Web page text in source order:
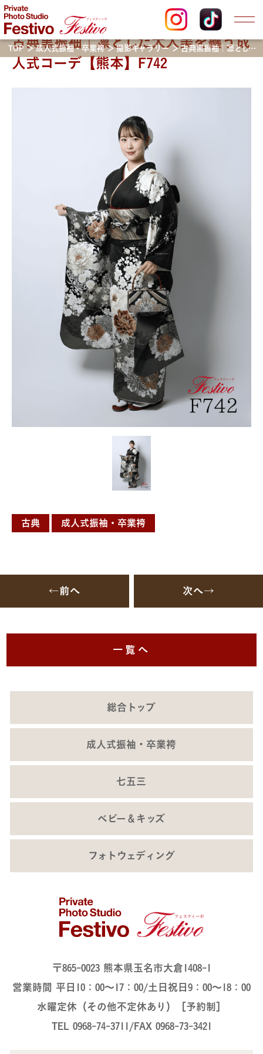
TOP 成人式振袖・卒業袴 撮影ギャラリー 古典黒振袖｜凛とした大人美を纏う成人式コーデ【熊本】F742
古典黒振袖｜凛とした大人美を纏う成
人式コーデ【熊本】F742
古典 成人式振袖・卒業袴
←前へ 次へ→
一覧へ
総合トップ
成人式振袖・卒業袴
七五三
ベビー＆キッズ
フォトウェディング
〒865-0023 熊本県玉名市大倉1408-1
営業時間 平日10：00～17：00/土日祝日9：00～18：00
水曜定休（その他不定休あり）［予約制］
TEL 0968-74-3711/FAX 0968-73-3421